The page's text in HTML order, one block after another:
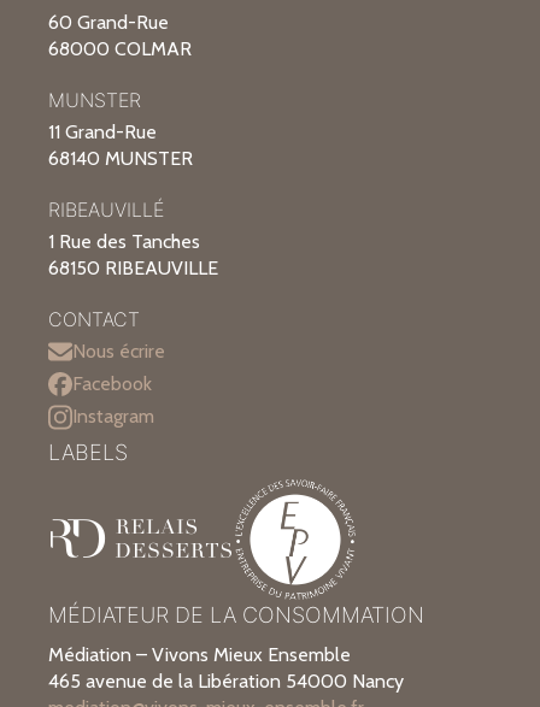
60 Grand-Rue
68000 COLMAR
MUNSTER
11 Grand-Rue
68140 MUNSTER
RIBEAUVILLÉ
1 Rue des Tanches
68150 RIBEAUVILLE
CONTACT
Nous écrire
Facebook
Instagram
MÉDIATEUR DE LA CONSOMMATION
Médiation – Vivons Mieux Ensemble
465 avenue de la Libération 54000 Nancy
LABELS